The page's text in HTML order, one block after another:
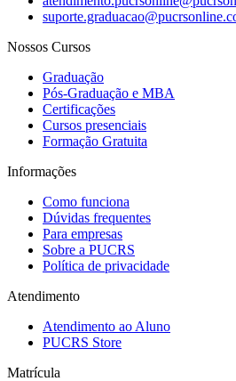
Nossos Cursos
Graduação
Pós-Graduação e MBA
Certificações
Cursos presenciais
Formação Gratuita
Informações
Como funciona
Dúvidas frequentes
Para empresas
Sobre a PUCRS
Política de privacidade
Atendimento
Atendimento ao Aluno
PUCRS Store
Matrícula